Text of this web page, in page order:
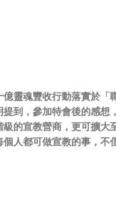
靈魂豐收行動落實於「
到，參加特會後的感想
的宣教營商，更可擴大
人都可做宣教的事，不